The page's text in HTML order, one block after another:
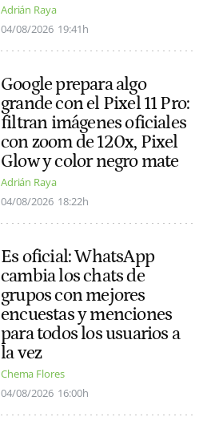
Adrián Raya
04/08/2026 19:41h
Google prepara algo
grande con el Pixel 11 Pro:
filtran imágenes oficiales
con zoom de 120x, Pixel
Glow y color negro mate
Adrián Raya
04/08/2026 18:22h
Es oficial: WhatsApp
cambia los chats de
grupos con mejores
encuestas y menciones
para todos los usuarios a
la vez
Chema Flores
04/08/2026 16:00h